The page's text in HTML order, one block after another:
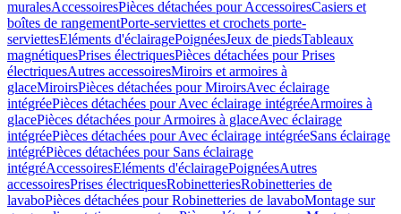
muralesAccessoiresPièces détachées pour AccessoiresCasiers et
boîtes de rangementPorte-serviettes et crochets porte-
serviettesEléments d'éclairagePoignéesJeux de piedsTableaux
magnétiquesPrises électriquesPièces détachées pour Prises
électriquesAutres accessoiresMiroirs et armoires à
glaceMiroirsPièces détachées pour MiroirsAvec éclairage
intégréePièces détachées pour Avec éclairage intégréeArmoires à
glacePièces détachées pour Armoires à glaceAvec éclairage
intégréePièces détachées pour Avec éclairage intégréeSans éclairage
intégréPièces détachées pour Sans éclairage
intégréAccessoiresEléments d'éclairagePoignéesAutres
accessoiresPrises électriquesRobinetteriesRobinetteries de
lavaboPièces détachées pour Robinetteries de lavaboMontage sur